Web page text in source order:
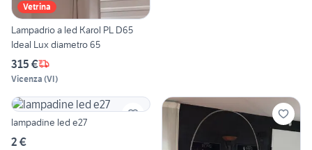
Vetrina
Lampadrio a led Karol PL D65
Ideal Lux diametro 65
315 €
Vicenza (VI)
lampadine led e27
2 €